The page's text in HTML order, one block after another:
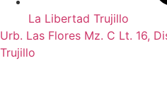
La Libertad Trujillo
Urb. Las Flores Mz. C Lt. 16,
Trujillo